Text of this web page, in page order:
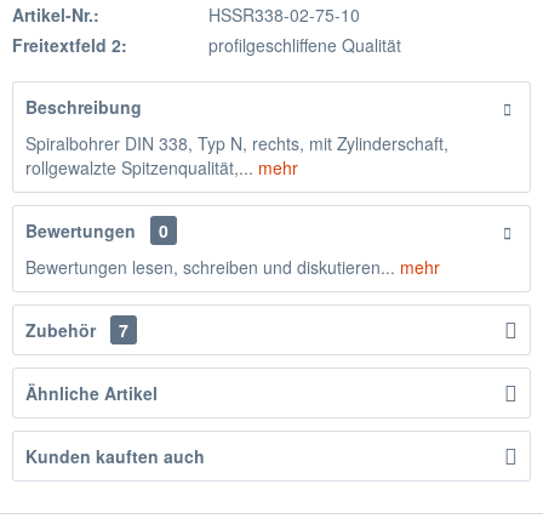
Artikel-Nr.:
HSSR338-02-75-10
Freitextfeld 2:
profilgeschliffene Qualität
Beschreibung
Spiralbohrer DIN 338, Typ N, rechts, mit Zylinderschaft,
rollgewalzte Spitzenqualität,... mehr
Bewertungen
0
Bewertungen lesen, schreiben und diskutieren... mehr
Zubehör 7
Ähnliche Artikel
Kunden kauften auch